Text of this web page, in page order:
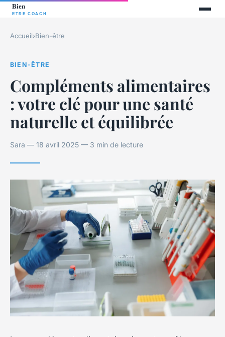
Accueil›Bien-être
BIEN-ÊTRE
Compléments alimentaires
: votre clé pour une santé
naturelle et équilibrée
Sara — 18 avril 2025 — 3 min de lecture